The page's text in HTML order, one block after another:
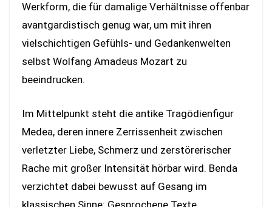
Werkform, die für damalige Verhältnisse offenbar
avantgardistisch genug war, um mit ihren
vielschichtigen Gefühls- und Gedankenwelten
selbst Wolfang Amadeus Mozart zu
beeindrucken.
Im Mittelpunkt steht die antike Tragödienfigur
Medea, deren innere Zerrissenheit zwischen
verletzter Liebe, Schmerz und zerstörerischer
Rache mit großer Intensität hörbar wird. Benda
verzichtet dabei bewusst auf Gesang im
klassischen Sinne: Gesprochene Texte